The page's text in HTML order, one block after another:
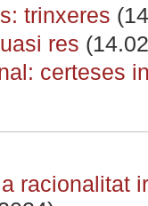
trinxeres
res
certeses
racionalitat